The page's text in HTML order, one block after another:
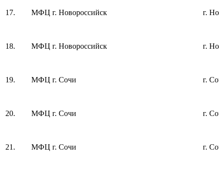
17. МФЦ г. Новороссийск г.
18. МФЦ г. Новороссийск г.
19. МФЦ г. Сочи г.
20. МФЦ г. Сочи г.
21. МФЦ г. Сочи г.